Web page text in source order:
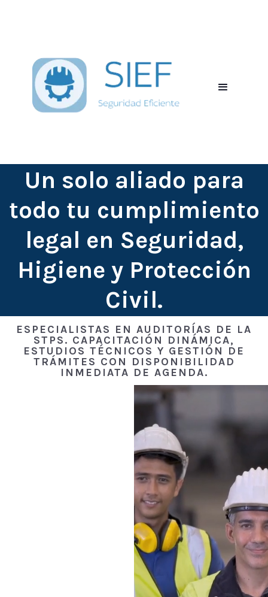
Un solo aliado para
todo tu cumplimiento
legal en Seguridad,
Higiene y Protección
Civil.
ESPECIALISTAS EN AUDITORÍAS DE LA
STPS. CAPACITACIÓN DINÁMICA,
ESTUDIOS TÉCNICOS Y GESTIÓN DE
TRÁMITES CON DISPONIBILIDAD
INMEDIATA DE AGENDA.